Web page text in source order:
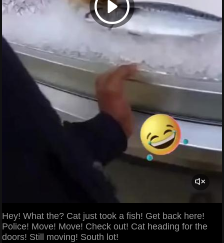
Hey! What the? Cat just took a fish! Get back here!
Police! Move! Move! Check out! Cat heading for the
doors! Still moving! South lot!